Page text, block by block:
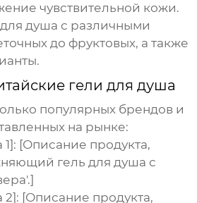
чувствительной кожи.
душа с различными
до фруктовых, а также
гели для душа
популярных брендов и
на рынке:
[Описание продукта,
гель для душа с
2]: [Описание продукта,